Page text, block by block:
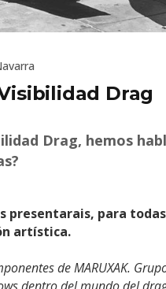
Drag
Drag, hemos
para
artística.
de MARUXAK.